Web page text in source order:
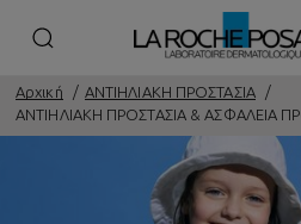
Αρχική
ΑΝΤΙΗΛΙΑΚΗ ΠΡΟΣΤΑΣΙΑ
ΑΝΤΙΗΛΙΑΚΗ ΠΡΟΣΤΑΣΙΑ & ΑΣΦΑΛΕΙΑ